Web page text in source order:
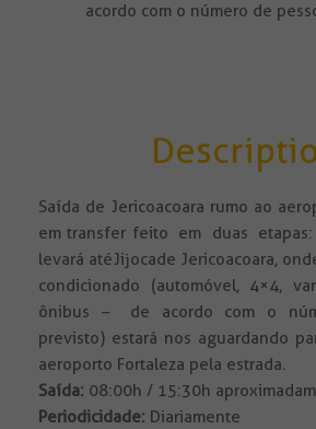
acordo com o número de
Saída de Jericoacoara rumo ao
em transfer feito em duas
levará até Jijoca de Jericoacoara,
condicionado (automóvel, 4×4,
ônibus – de acordo com o
previsto) estará nos aguardando
aeroporto Fortaleza pela estrada.
Saída: 08:00h / 15:30h
Periodicidade: Diariamente